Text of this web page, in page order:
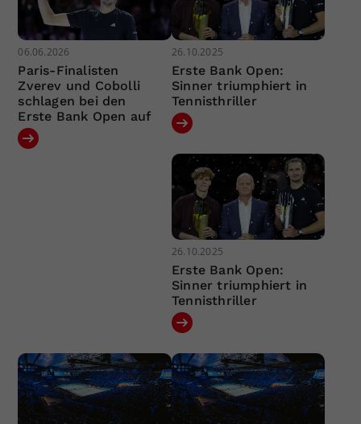
06.06.2026
Paris-Finalisten
Zverev und Cobolli
schlagen bei den
Erste Bank Open auf
26.10.2025
Erste Bank Open:
Sinner triumphiert in
Tennisthriller
26.10.2025
Erste Bank Open:
Sinner triumphiert in
Tennisthriller